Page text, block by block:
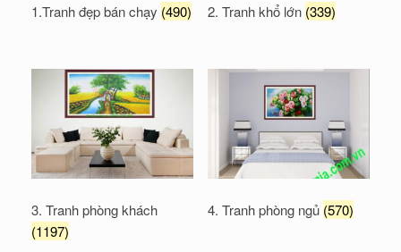
1.Tranh đẹp bán chạy (490) 2. Tranh khổ lớn (339)
3. Tranh phòng khách
(1197)
4. Tranh phòng ngủ (570)